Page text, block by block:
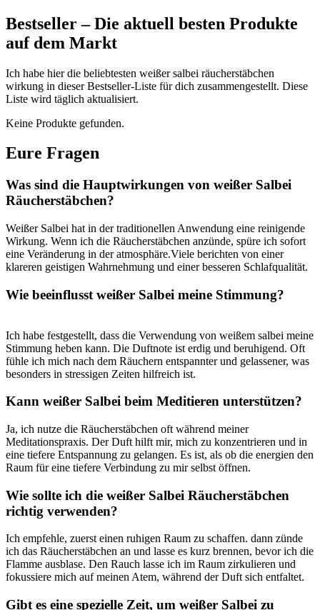
Bestseller⁤ – Die ​aktuell⁢ besten ⁢Produkte
auf dem Markt
Ich habe ‍hier die⁣ beliebtesten weißer salbei räucherstäbchen
wirkung ⁢in dieser Bestseller-Liste für dich zusammengestellt. Diese
Liste wird täglich⁣ aktualisiert. ‍
Keine Produkte gefunden.
Eure Fragen
Was ⁢sind die ‍Hauptwirkungen von weißer Salbei
⁢Räucherstäbchen?
Weißer ⁣Salbei hat in der traditionellen Anwendung‍ eine reinigende
Wirkung. Wenn ich⁢ die Räucherstäbchen anzünde, ⁣spüre ich⁢ sofort
⁢eine Veränderung in ⁣der atmosphäre.Viele berichten⁤ von einer
klareren ‍geistigen Wahrnehmung und einer besseren Schlafqualität.
Wie beeinflusst weißer Salbei meine Stimmung?
Ich habe festgestellt, dass ⁤die Verwendung ⁤von weißem salbei meine​
Stimmung heben kann. Die Duftnote ist erdig und beruhigend. Oft
‌fühle ich mich nach⁤ dem⁣ Räuchern entspannter und gelassener,⁢ was
besonders in stressigen Zeiten hilfreich ist.
Kann⁣ weißer Salbei​ beim Meditieren unterstützen?
Ja, ich​ nutze die Räucherstäbchen​ oft während‍ meiner
Meditationspraxis. Der Duft hilft ​mir, mich zu konzentrieren und in
eine⁤ tiefere Entspannung⁣ zu gelangen. Es ist, als ob die energien den
Raum für eine tiefere Verbindung zu ⁢mir selbst‌ öffnen.
Wie sollte ich⁢ die⁢ weißer Salbei Räucherstäbchen
richtig verwenden?
Ich empfehle, zuerst einen ‌ruhigen Raum zu schaffen. dann zünde
ich ‍das Räucherstäbchen an und lasse es ​kurz brennen, bevor ich die
Flamme⁤ ausblase.⁢ Den Rauch lasse ​ich im Raum zirkulieren und
fokussiere⁤ mich auf meinen Atem, während der Duft ​sich entfaltet.
Gibt es ‌eine⁢ spezielle Zeit, ‍um weißer Salbei zu ​